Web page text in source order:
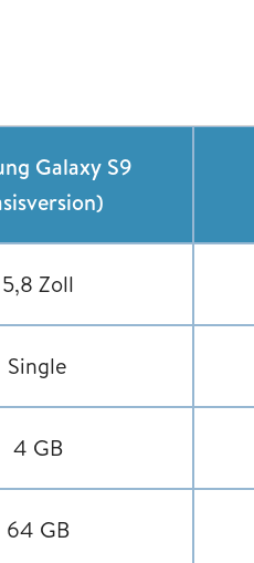
Galaxy S9
5,8 Zoll
Single
4 GB
64 GB